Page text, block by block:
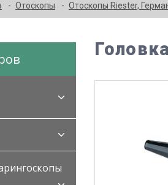
Отоскопы Отоскопы Riester,